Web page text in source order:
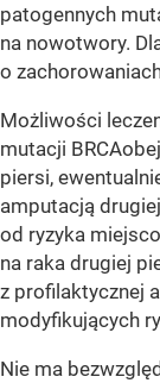
patogennych
na nowotwory.
o
Możliwości
mutacji
piersi,
amputacją
od ryzyka
na raka drugiej
z profilaktycznej
modyfikujących
Nie ma